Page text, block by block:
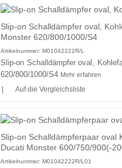
Slip-on Schalldämpfer oval,
Monster 620/800/1000/S4
Artikelnummer: M01042222R/L
Slip-on Schalldämpfer oval,
620/800/1000/S4 Mehr erfahren
Auf die Vergleichsliste
Slip-on Schalldämpferpaar oval
Ducati Monster 600/750/900(-
Artikelnummer: M01042222R/L01